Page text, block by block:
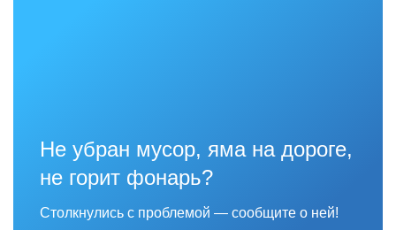
Не убран мусор, яма на дороге,
не горит фонарь?
Столкнулись с проблемой — сообщите о ней!